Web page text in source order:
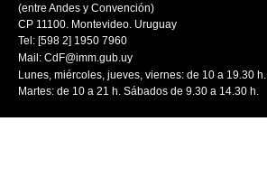
(entre Andes y Convención)
CP 11100. Montevideo. Uruguay
Tel: [598 2] 1950 7960
Mail: CdF@imm.gub.uy
Lunes, miércoles, jueves, viernes: de 10 a 19.30 h.
Martes: de 10 a 21 h. Sábados de 9.30 a 14.30 h.